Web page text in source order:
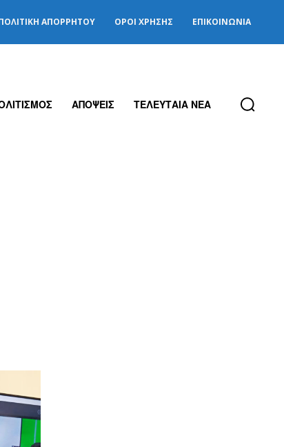
ΑΠΟΡΡΉΤΟΥ ΌΡΟΙ ΧΡΉΣΗΣ ΕΠΙΚΟΙΝΩΝΊΑ
ΑΠΟΨΕΙΣ ΤΕΛΕΥΤΑΙΑ ΝΕΑ